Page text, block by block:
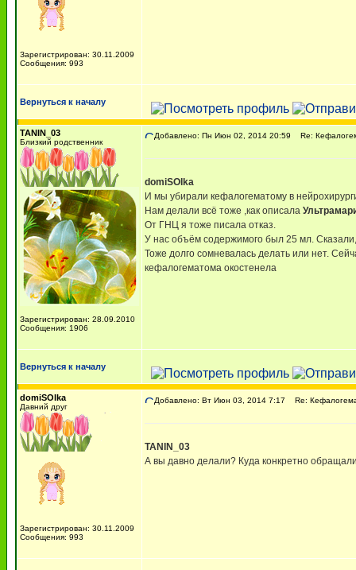
Зарегистрирован: 30.11.2009
Сообщения: 993
Вернуться к началу
TANIN_03
Близкий родственник
Зарегистрирован: 28.09.2010
Сообщения: 1906
Добавлено: Пн Июн 02, 2014 20:59 Re:
domiSOlka
И мы убирали кефалогематому в
Нам делали всё тоже ,как описала
От ГНЦ я тоже писала отказ.
У нас объём содержимого был 25 мл.
Тоже долго сомневалась делать или нет.
кефалогематома окостенела
Вернуться к началу
domiSOlka
Давний друг
Зарегистрирован: 30.11.2009
Сообщения: 993
Добавлено: Вт Июн 03, 2014 7:17 Re:
TANIN_03
А вы давно делали? Куда конкретно